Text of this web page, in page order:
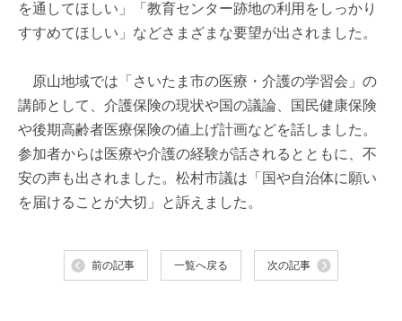
を通してほしい」「教育センター跡地の利用をしっかり
すすめてほしい」などさまざまな要望が出されました。
原山地域では「さいたま市の医療・介護の学習会」の
講師として、介護保険の現状や国の議論、国民健康保険
や後期高齢者医療保険の値上げ計画などを話しました。
参加者からは医療や介護の経験が話されるとともに、不
安の声も出されました。松村市議は「国や自治体に願い
を届けることが大切」と訴えました。
前の記事 一覧へ戻る 次の記事